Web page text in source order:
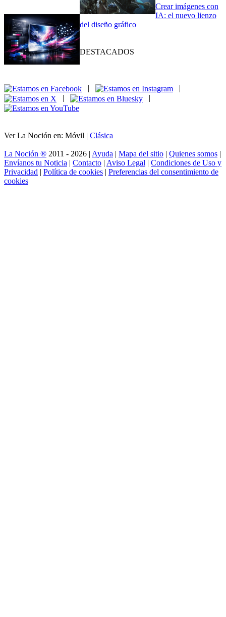
Crear imágenes con
IA: el nuevo lienzo
del diseño gráfico
DESTACADOS
|
|
Ver La Noción en: Móvil | Clásica
La Noción ® 2011 - 2026 | Ayuda | Mapa del sitio | Quienes somos |
Envíanos tu Noticia | Contacto | Aviso Legal | Condiciones de Uso y
Privacidad | Política de cookies | Preferencias del consentimiento de
cookies